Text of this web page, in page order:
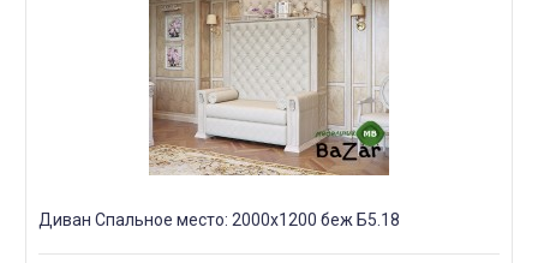
Диван Спальное место: 2000х1200 беж Б5.18